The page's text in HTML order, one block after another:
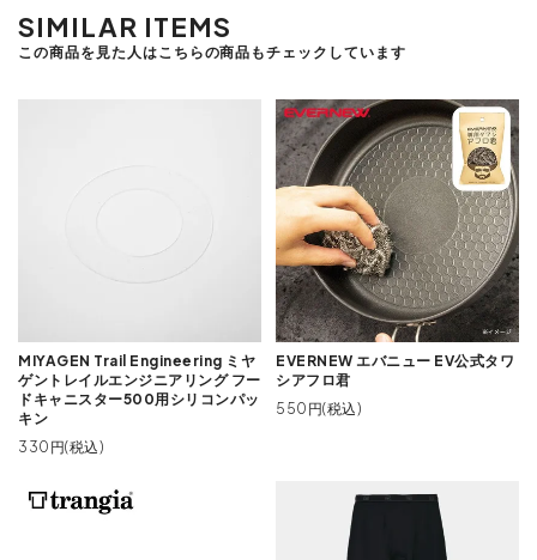
SIMILAR ITEMS
この商品を見た人はこちらの商品もチェックしています
MIYAGEN Trail Engineering ミヤ
ゲントレイルエンジニアリング フー
ドキャニスター500用シリコンパッ
キン
330円(税込)
EVERNEW エバニュー EV公式タワ
シアフロ君
550円(税込)